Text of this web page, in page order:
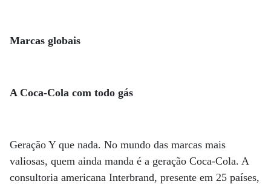
Marcas globais
A Coca-Cola com todo gás
Geração Y que nada. No mundo das marcas mais
valiosas, quem ainda manda é a geração Coca-Cola. A
consultoria americana Interbrand, presente em 25 países,